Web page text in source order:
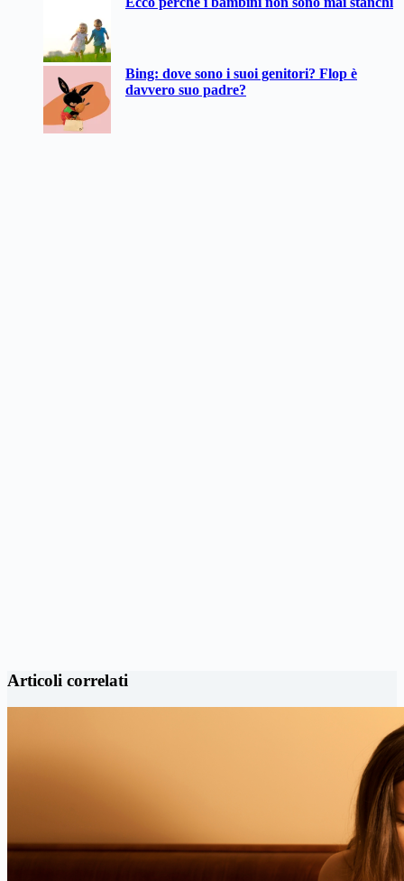
Bing: dove sono i suoi genitori? Flop è
davvero suo padre?
Articoli correlati